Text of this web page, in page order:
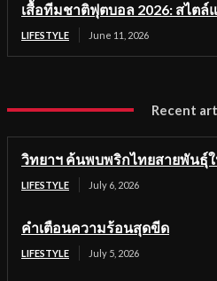
เสื้อทีมชาติฟุตบอล 2026: สไต
LIFESTYLE June 11, 2026
Recent
วิทยาฯ ค้นพบพริกไทยสายพันธุ์
LIFESTYLE July 6, 2026
คำเตือนความร้อนสุดขีด
LIFESTYLE July 5, 2026